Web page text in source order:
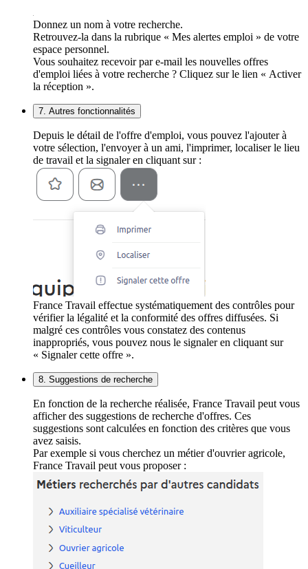
Donnez un nom à votre recherche.
Retrouvez-la dans la rubrique « Mes alertes emploi » de votre
espace personnel.
Vous souhaitez recevoir par e-mail les nouvelles offres
d'emploi liées à votre recherche ? Cliquez sur le lien « Activer
la réception ».
7. Autres fonctionnalités
Depuis le détail de l'offre d'emploi, vous pouvez l'ajouter à
votre sélection, l'envoyer à un ami, l'imprimer, localiser le lieu
de travail et la signaler en cliquant sur :
France Travail effectue systématiquement des contrôles pour
vérifier la légalité et la conformité des offres diffusées. Si
malgré ces contrôles vous constatez des contenus
inappropriés, vous pouvez nous le signaler en cliquant sur
« Signaler cette offre ».
8. Suggestions de recherche
En fonction de la recherche réalisée, France Travail peut vous
afficher des suggestions de recherche d'offres. Ces
suggestions sont calculées en fonction des critères que vous
avez saisis.
Par exemple si vous cherchez un métier d'ouvrier agricole,
France Travail peut vous proposer :